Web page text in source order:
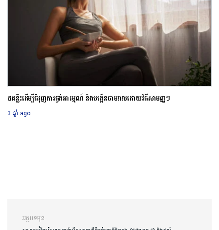
៥គន្លឹះដើម្បីជំរុញការផ្ចង់អារម្មណ៍ និងបង្កើនថាមពលដោយវិធីសាមញ្ញៗ
3 ឆ្នាំ ago
ការ​នាំទិស​ប្រកាស
អត្ថបទមុន